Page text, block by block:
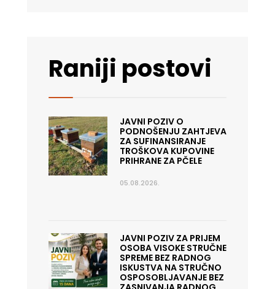
Raniji postovi
JAVNI POZIV O
PODNOŠENJU ZAHTJEVA
ZA SUFINANSIRANJE
TROŠKOVA KUPOVINE
PRIHRANE ZA PČELE
05.08.2026.
JAVNI POZIV ZA PRIJEM
OSOBA VISOKE STRUČNE
SPREME BEZ RADNOG
ISKUSTVA NA STRUČNO
OSPOSOBLJAVANJE BEZ